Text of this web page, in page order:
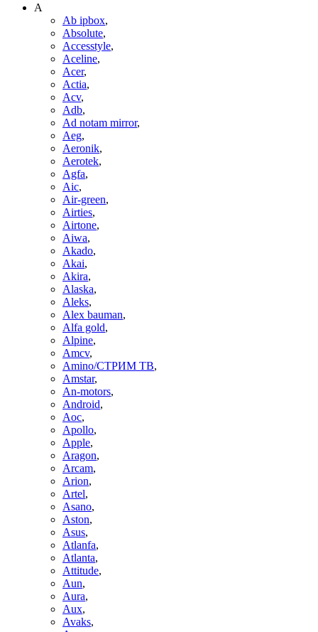
A
Ab ipbox,
Absolute,
Accesstyle,
Aceline,
Acer,
Actia,
Acv,
Adb,
Ad notam mirror,
Aeg,
Aeronik,
Aerotek,
Agfa,
Aic,
Air-green,
Airties,
Airtone,
Aiwa,
Akado,
Akai,
Akira,
Alaska,
Aleks,
Alex bauman,
Alfa gold,
Alpine,
Amcv,
Amino/СТРИМ ТВ,
Amstar,
An-motors,
Android,
Aoc,
Apollo,
Apple,
Aragon,
Arcam,
Arion,
Artel,
Asano,
Aston,
Asus,
Atlanfa,
Atlanta,
Attitude,
Aun,
Aura,
Aux,
Avaks,